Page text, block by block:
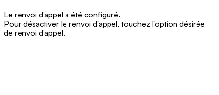
Le renvoi d'appel a été configuré.
Pour désactiver le renvoi d'appel, touchez l'option désirée
de renvoi d'appel.